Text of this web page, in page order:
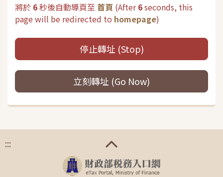
將於 6秒後自動導頁至 首頁 (After 6seconds, this
page will be redirected to homepage)
停止轉址 (Stop)
立刻轉址 (Go Now)
:::